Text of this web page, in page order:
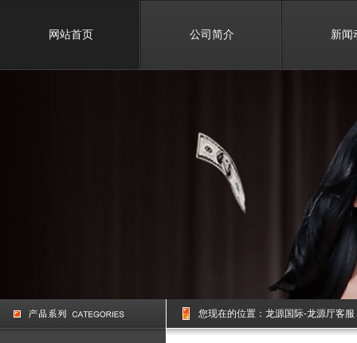
网站首页 公司简介 新闻
您现在的位置： 龙源国际-龙源厅客服